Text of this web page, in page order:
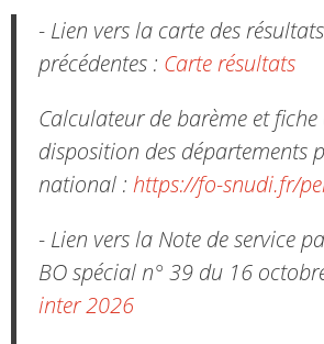
- Lien vers la carte des
précédentes : Carte résultats
Calculateur de barème et
disposition des départements
national : https://fo-snudi.fr/
- Lien vers la Note de service
BO spécial n° 39 du 16
inter 2026